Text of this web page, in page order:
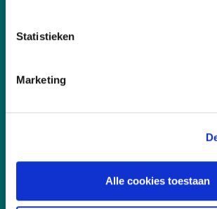
Statistieken
Marketing
Alle cookies toestaan
Incompany
Kwaliteit